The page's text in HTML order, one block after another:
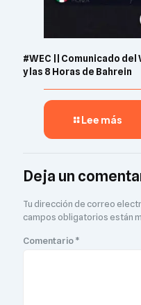
#WEC || Comunicado del
y las 8 Horas de Bahrein
Lee más
Deja un
Tu dirección de correo
campos obligatorios están
Comentario*